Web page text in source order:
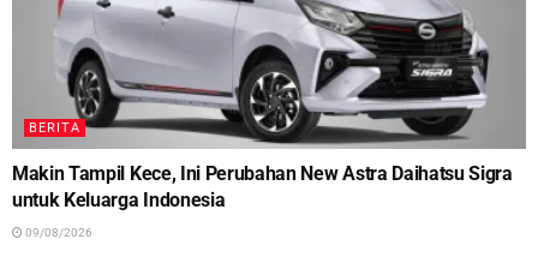
BERITA
Makin Tampil Kece, Ini Perubahan New Astra Daihatsu Sigra
untuk Keluarga Indonesia
09/08/2026